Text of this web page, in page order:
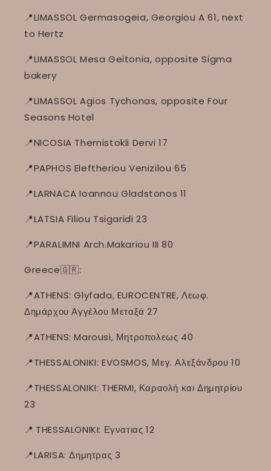
📍LIMASSOL Germasogeia, Georgiou A 61, next
to Hertz
📍LIMASSOL Mesa Geitonia, opposite Sigma
bakery
📍LIMASSOL Agios Tychonas, opposite Four
Seasons Hotel
📍NICOSIA Themistokli Dervi 17
📍PAPHOS Eleftheriou Venizilou 65
📍LARNACA Ioannou Gladstonos 11
📍LATSIA Filiou Tsigaridi 23
📍PARALIMNI Arch.Makariou III 80
Greece🇬🇷:
📍ATHENS: Glyfada, EUROCENTRE, Λεωφ.
Δημάρχου Αγγέλου Μεταξά 27
📍ATHENS: Marousi, Μητροπολεως 40
📍THESSALONIKI: EVOSMOS, Μεγ. Αλεξάνδρου 10
📍THESSALONIKI: THERMI, Καραολή και Δημητρίου
23
📍 THESSALONIKI: Εγνατιας 12
📍LARISA: Δημητρας 3